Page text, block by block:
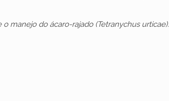
manejo do ácaro-rajado (Tetranychus urticae).